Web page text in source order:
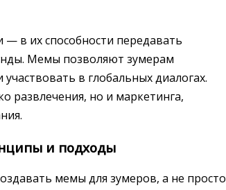
в их способности передавать
Мемы позволяют зумерам
в глобальных диалогах.
развлечения, но и маркетинга,
и подходы
мемы для зумеров, а не просто